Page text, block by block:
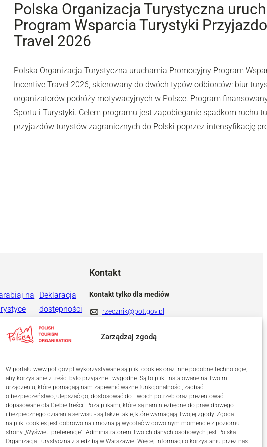
Zarządzaj zgodą
W portalu www.pot.gov.pl wykorzystywane są pliki cookies oraz inne podobne technologie,
aby korzystanie z treści było przyjazne i wygodne. Są to pliki instalowane na Twoim
urządzeniu, które pomagają nam zapewnić ważne funkcjonalności, zadbać
o bezpieczeństwo, ulepszać go, dostosować do Twoich potrzeb oraz prezentować
dopasowane dla Ciebie treści. Poza plikami, które są nam niezbędne do prawidłowego
i bezpiecznego działania serwisu - są także takie, które wymagają Twojej zgody. Zgoda
na pliki cookies jest dobrowolna i można ją wycofać w dowolnym momencie z poziomu
strony „Wyświetl preferencje”. Administratorem Twoich danych osobowych jest Polska
Organizacja Turystyczna z siedzibą w Warszawie. Więcej informacji o korzystaniu przez nas
Polska Organizacja Turystyczna
Program Wsparcia Turystyki
Travel 2026
Polska Organizacja Turystyczna uruchamia Promocyjny Program
Incentive Travel 2026, skierowany do dwóch typów odbiorców: biur
organizatorów podróży motywacyjnych w Polsce. Program
Sportu i Turystyki. Celem programu jest zapobieganie spadkom ruchu
przyjazdów turystów zagranicznych do Polski poprzez intensyfikację
na
Deklaracja
dostępności
Kontakt
Kontakt tylko dla mediów
rzecznik@pot.gov.pl